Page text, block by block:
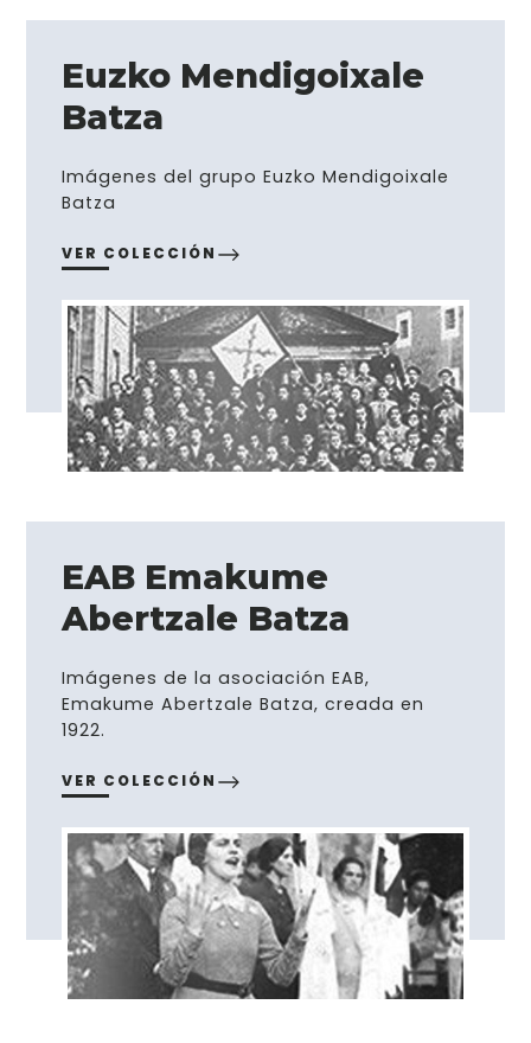
Euzko Mendigoixale
Batza
Imágenes del grupo Euzko Mendigoixale
Batza
VER COLECCIÓN
EAB Emakume
Abertzale Batza
Imágenes de la asociación EAB,
Emakume Abertzale Batza, creada en
1922.
VER COLECCIÓN